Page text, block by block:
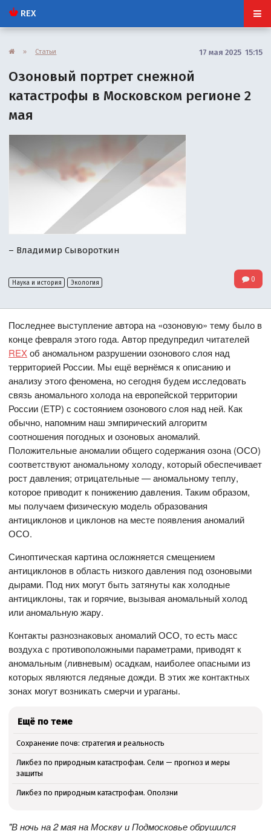
REX
» Статьи 17 мая 2025 15:15
Озоновый портрет снежной
катастрофы в Московском регионе 2
мая
– Владимир Сывороткин
Наука и история Экология 0
Последнее выступление автора на «озоновую» тему было в
конце февраля этого года. Автор предупредил читателей
REXоб аномальном разрушении озонового слоя над
территорией России. Мы ещё вернёмся к описанию и
анализу этого феномена, но сегодня будем исследовать
связь аномального холода на европейской территории
России (ЕТР) с состоянием озонового слоя над ней. Как
обычно, напомним наш эмпирический алгоритм
соотношения погодных и озоновых аномалий.
Положительные аномалии общего содержания озона (ОСО)
соответствуют аномальному холоду, который обеспечивает
рост давления; отрицательные — аномальному теплу,
которое приводит к понижению давления. Таким образом,
мы получаем физическую модель образования
антициклонов и циклонов на месте появления аномалий
ОСО.
Синоптическая картина осложняется смещением
антициклонов в область низкого давления под озоновыми
дырами. Под них могут быть затянуты как холодные
антициклоны, так и горячие, вызывая аномальный холод
или аномальную жару.
Контакты разнознаковых аномалий ОСО, то есть масс
воздуха с противоположными параметрами, приводят к
аномальным (ливневым) осадкам, наиболее опасными из
которых являются ледяные дожди. В этих же контактных
зонах могут возникать смерчи и ураганы.
Ещё по теме
Сохранение почв: стратегия и реальность
Ликбез по природным катастрофам. Сели — прогноз и меры
защиты
Ликбез по природным катастрофам. Оползни
"В ночь на 2 мая на Москву и Подмосковье обрушился